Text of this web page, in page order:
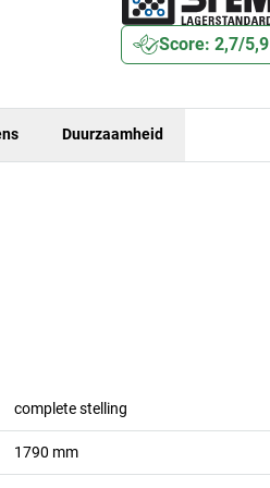
Score: 2,7/5,9
Duurzaamheid
complete stelling
1790 mm